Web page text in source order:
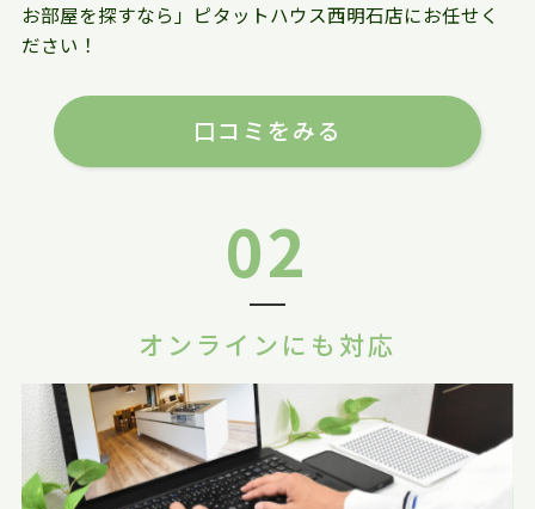
お部屋を探すなら」ピタットハウス西明石店にお任せく
ださい！
口コミをみる
02
オンラインにも対応